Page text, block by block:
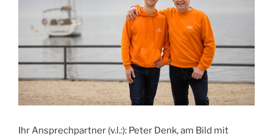
Ihr Ansprechpartner (v.l.:): Peter Denk, am Bild mit